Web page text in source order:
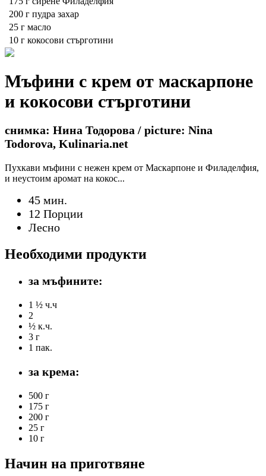
200 г пудра захар
25 г масло
10 г кокосови стърготини
Мъфини с крем от маскарпоне
и кокосови стърготини
снимка: Нина Тодорова / picture: Nina
Todorova, Kulinaria.net
Пухкави мъфини с нежен крем от Маскарпоне и Филаделфия,
и неустоим аромат на кокос...
45 мин.
12 Порции
Лесно
Необходими продукти
за мъфините:
1 ½ ч.ч
2
½ к.ч.
3 г
1 пак.
за крема:
500 г
175 г
200 г
25 г
10 г
Начин на приготвяне